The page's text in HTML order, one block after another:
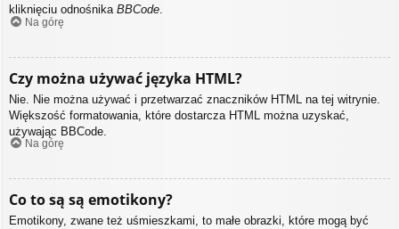
kliknięciu odnośnika BBCode.
Na górę
Czy można używać języka HTML?
Nie. Nie można używać i przetwarzać znaczników HTML na tej witrynie.
Większość formatowania, które dostarcza HTML można uzyskać,
używając BBCode.
Na górę
Co to są są emotikony?
Emotikony, zwane też uśmieszkami, to małe obrazki, które mogą być